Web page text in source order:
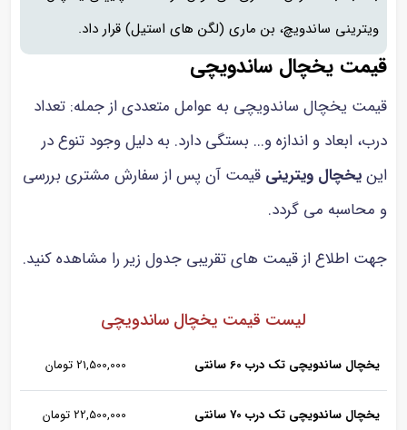
ویترینی ساندویچ، بن ماری (لگن های استیل) قرار داد.
قیمت یخچال ساندویچی
قیمت یخچال ساندویچی به عوامل متعددی از جمله: تعداد
درب، ابعاد و اندازه و... بستگی دارد. به دلیل وجود تنوع در
اینیخچال ویترینی قیمت آن پس از سفارش مشتری بررسی
و محاسبه می گردد.
جهت اطلاع از قیمت های تقریبی جدول زیر را مشاهده کنید.
لیست قیمت یخچال ساندویچی
یخچال ساندویچی تک درب 60 سانتی 21,500,000 تومان
یخچال ساندویچی تک درب 70 سانتی 22,500,000 تومان